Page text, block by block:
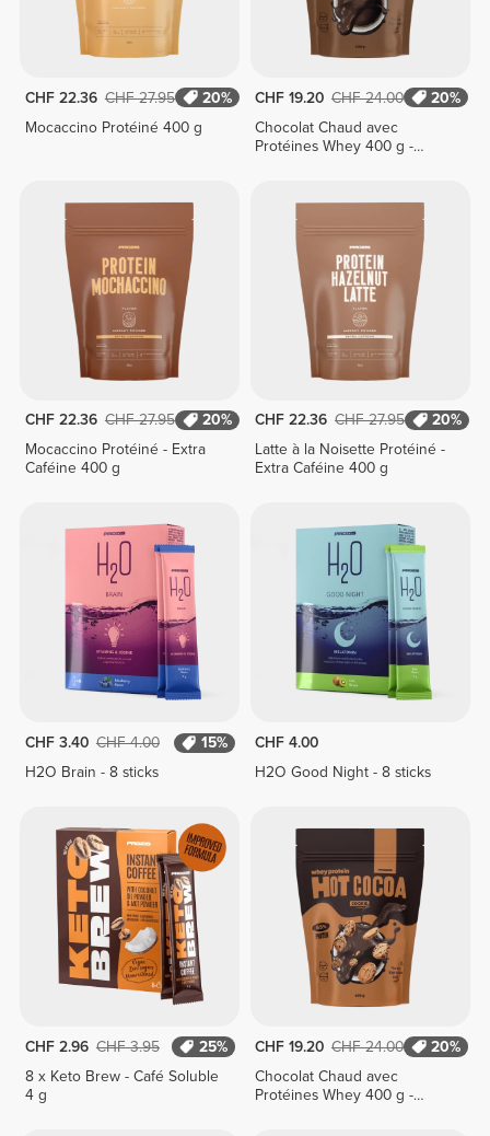
CHF 22.36 CHF 27.95
20%
Mocaccino Protéiné 400 g
CHF 19.20 CHF 24.00
20%
Chocolat Chaud avec
Protéines Whey 400 g -
CHF 22.36 CHF 27.95
20%
Mocaccino Protéiné - Extra
Caféine 400 g
CHF 22.36 CHF 27.95
20%
Latte à la Noisette Protéiné -
Extra Caféine 400 g
CHF 3.40 CHF 4.00
15%
H2O Brain - 8 sticks
CHF 4.00
H2O Good Night - 8 sticks
CHF 2.96 CHF 3.95
25%
8 x Keto Brew - Café Soluble
4 g
CHF 19.20 CHF 24.00
20%
Chocolat Chaud avec
Protéines Whey 400 g -